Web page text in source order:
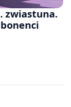
zwiastuna.